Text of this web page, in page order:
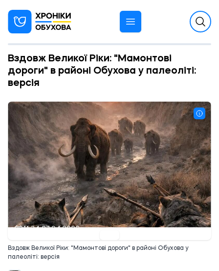
Вздовж Великої Ріки: "Мамонтові
дороги" в районі Обухова у палеоліті:
версія
11:34 27.04.2026
Вздовж Великої Ріки: "Мамонтові дороги" в районі Обухова у
палеоліті: версія